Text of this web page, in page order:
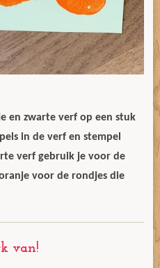
en zwarte verf op een stuk
in de verf en stempel
verf gebruik je voor de
voor de rondjes die
van!